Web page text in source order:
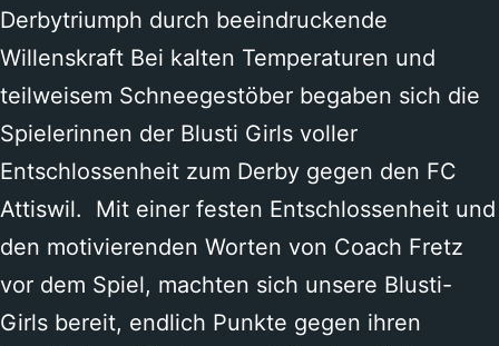
Derbytriumph durch beeindruckende
Willenskraft Bei kalten Temperaturen und
teilweisem Schneegestöber begaben sich die
Spielerinnen der Blusti Girls voller
Entschlossenheit zum Derby gegen den FC
Attiswil. Mit einer festen Entschlossenheit und
den motivierenden Worten von Coach Fretz
vor dem Spiel, machten sich unsere Blusti-
Girls bereit, endlich Punkte gegen ihren